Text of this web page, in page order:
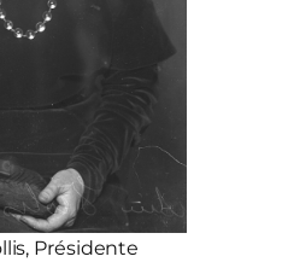
Présidente